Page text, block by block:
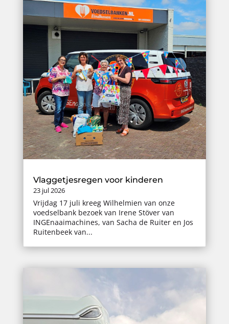
Vlaggetjesregen voor kinderen
23 jul 2026
Vrijdag 17 juli kreeg Wilhelmien van onze
voedselbank bezoek van Irene Stöver van
INGEnaaimachines, van Sacha de Ruiter en Jos
Ruitenbeek van...